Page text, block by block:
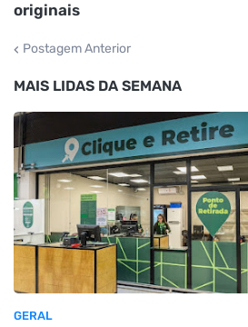
originais
Postagem Anterior
MAIS LIDAS DA SEMANA
GERAL